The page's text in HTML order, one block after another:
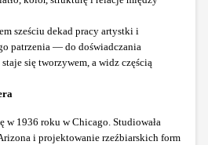
sześciu dekad pracy artystki i
patrzenia — do doświadczania
się tworzywem, a widz częścią
w 1936 roku w Chicago. Studiowała
i projektowanie rzeźbiarskich form